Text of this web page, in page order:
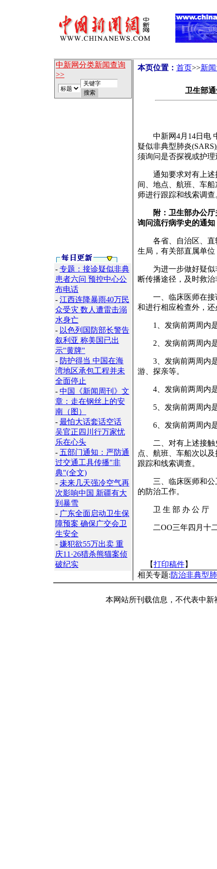
中新网分类新闻查询
>>
- 专题：接诊疑似非典
患者六问 预控中心公
布电话
- 江西连降暴雨40万民
众受灾 数人遭雷击溺
水身亡
- 以色列国防部长警告
叙利亚 称美国已出
示"黄牌"
- 防护得当 中国在海
湾地区承包工程并未
全面停止
- 中国《新闻周刊》文
章：走在钢丝上的安
南（图）
- 最怕大话套话空话
吴官正四川行万家忧
乐在心头
- 五部门通知：严防通
过交通工具传播"非
典"(全文)
- 未来几天强冷空气再
次影响中国 新疆有大
到暴雪
- 广东全面启动卫生保
障预案 确保广交会卫
生安全
- 嫌犯欲55万出卖 重
庆11·26猎杀熊猫案侦
破纪实
本页位置： 首页>>新
卫生部
中新网4月14日电 中
疑似非典型肺炎
须询问是否探视或护
通知要求对有上述
间、地点、航班、车
师进行跟踪和线索调查
附：卫生部办公
询问流行病学史的通知
各省、自治区、直
生局，有关部直属单
为进一步做好疑似非
断传播途径，及时救
一、临床医师在接诊
和进行相应检查外，
1、发病前两周内是
2、发病前两周内是
3、发病前两周内是
游、探亲等。
4、发病前两周内是
5、发病前两周内是
6、发病前两周内是
二、对有上述接触
点、航班、车船次以
跟踪和线索调查。
三、临床医师和公
的防治工作。
卫 生 部 办 公 厅
二OO三年四月十
【打印稿件】
相关专题:防治非典型
本网站所刊载信息，不代表中